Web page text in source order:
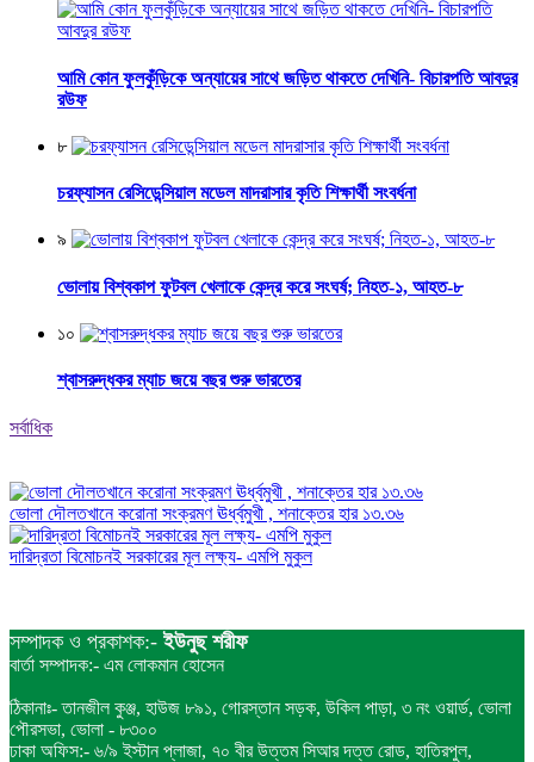
আমি কোন ফুলকুঁড়িকে অন্যায়ের সাথে জড়িত থাকতে দেখিনি- বিচারপতি আবদুর
রউফ
৮
চরফ্যাসন রেসিডেন্সিয়াল মডেল মাদরাসার কৃতি শিক্ষার্থী সংবর্ধনা
৯
ভোলায় বিশ্বকাপ ফুটবল খেলাকে কেন্দ্র করে সংঘর্ষ; নিহত-১, আহত-৮
১০
শ্বাসরুদ্ধকর ম্যাচ জয়ে বছর শুরু ভারতের
সর্বাধিক
ভোলা দৌলতখানে করোনা সংক্রমণ ঊর্ধ্বমুখী , শনাক্তের হার ১৩.৩৬
দারিদ্রতা বিমোচনই সরকারের মূল লক্ষ্য- এমপি মুকুল
সম্পাদক ও প্রকাশক:-ইউনুছ শরীফ
বার্তা সম্পাদক:- এম লোকমান হোসেন
ঠিকানাঃ- তানজীল কুঞ্জ, হাউজ ৮৯১, গোরস্তান সড়ক, উকিল পাড়া, ৩ নং ওয়ার্ড, ভোলা
পৌরসভা, ভোলা - ৮৩০০
ঢাকা অফিস:- ৬/৯ ইস্টান প্লাজা, ৭০ বীর উত্তম সিআর দত্ত রোড, হাতিরপুল,